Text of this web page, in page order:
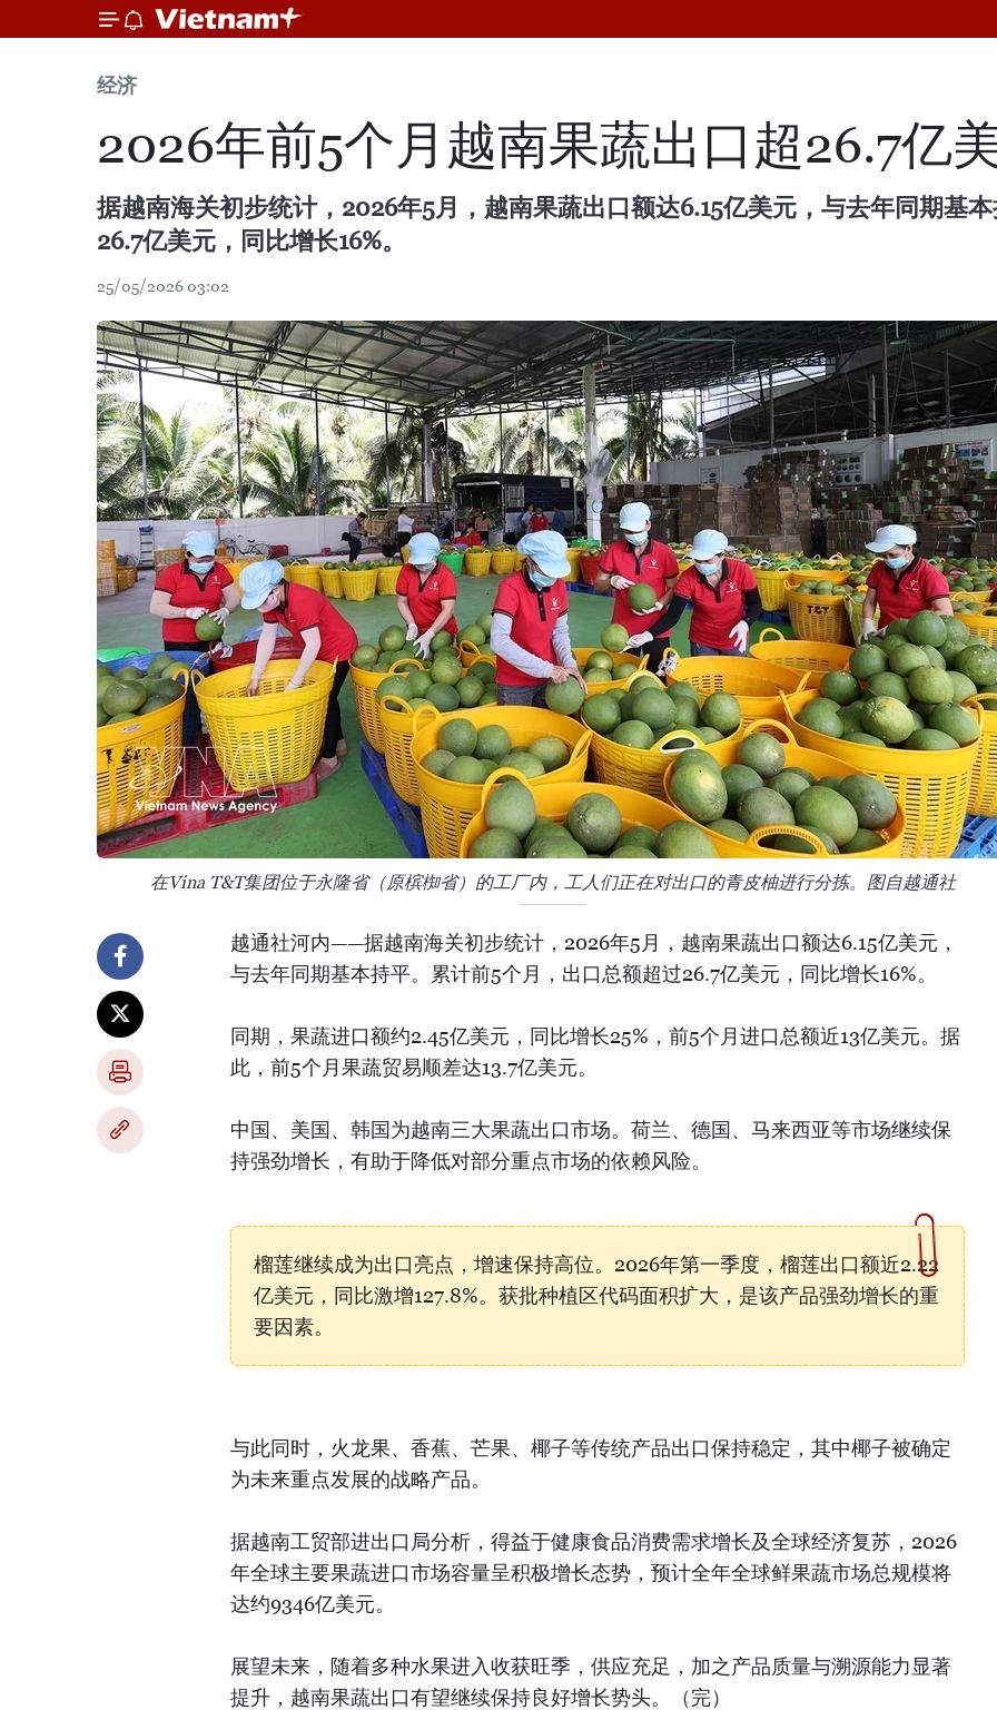
经济
2026年前5个月越南果蔬出口超26.7亿
据越南海关初步统计，2026年5月，越南果蔬出口额达6.15亿美元，与去年同期基
26.7亿美元，同比增长16%。
25/05/2026 03:02
在Vina T&T集团位于永隆省（原槟椥省）的工厂内，工人们正在对出口的青皮柚进行分拣。图自越通社
越通社河内——据越南海关初步统计，2026年5月，越南果蔬出口额达6.15亿美元，
与去年同期基本持平。累计前5个月，出口总额超过26.7亿美元，同比增长16%。
同期，果蔬进口额约2.45亿美元，同比增长25%，前5个月进口总额近13亿美元。据
此，前5个月果蔬贸易顺差达13.7亿美元。
中国、美国、韩国为越南三大果蔬出口市场。荷兰、德国、马来西亚等市场继续保
持强劲增长，有助于降低对部分重点市场的依赖风险。
榴莲继续成为出口亮点，增速保持高位。2026年第一季度，榴莲出口额近2.22
亿美元，同比激增127.8%。获批种植区代码面积扩大，是该产品强劲增长的重
要因素。
与此同时，火龙果、香蕉、芒果、椰子等传统产品出口保持稳定，其中椰子被确定
为未来重点发展的战略产品。
据越南工贸部进出口局分析，得益于健康食品消费需求增长及全球经济复苏，2026
年全球主要果蔬进口市场容量呈积极增长态势，预计全年全球鲜果蔬市场总规模将
达约9346亿美元。
展望未来，随着多种水果进入收获旺季，供应充足，加之产品质量与溯源能力显著
提升，越南果蔬出口有望继续保持良好增长势头。（完）